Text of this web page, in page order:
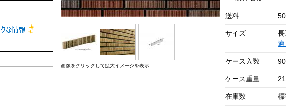
画像をクリックして拡大イメージを表示
送料
サイズ
長
適
ケース入数
ケース重量
在庫数 標